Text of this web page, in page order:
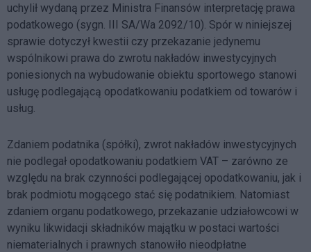
uchylił wydaną przez Ministra Finansów interpretację prawa
podatkowego (sygn. III SA/Wa 2092/10). Spór w niniejszej
sprawie dotyczył kwestii czy przekazanie jedynemu
wspólnikowi prawa do zwrotu nakładów inwestycyjnych
poniesionych na wybudowanie obiektu sportowego stanowi
usługę podlegającą opodatkowaniu podatkiem od towarów i
usług.
Zdaniem podatnika (spółki), zwrot nakładów inwestycyjnych
nie podlegał opodatkowaniu podatkiem VAT – zarówno ze
względu na brak czynności podlegającej opodatkowaniu, jak i
brak podmiotu mogącego stać się podatnikiem. Natomiast
zdaniem organu podatkowego, przekazanie udziałowcowi w
wyniku likwidacji składników majątku w postaci wartości
niematerialnych i prawnych stanowiło nieodpłatne